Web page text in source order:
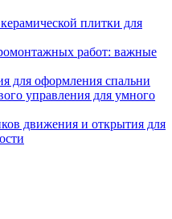
плитки для
работ: важные
для оформления спальни
управления для умного
движения и открытия для